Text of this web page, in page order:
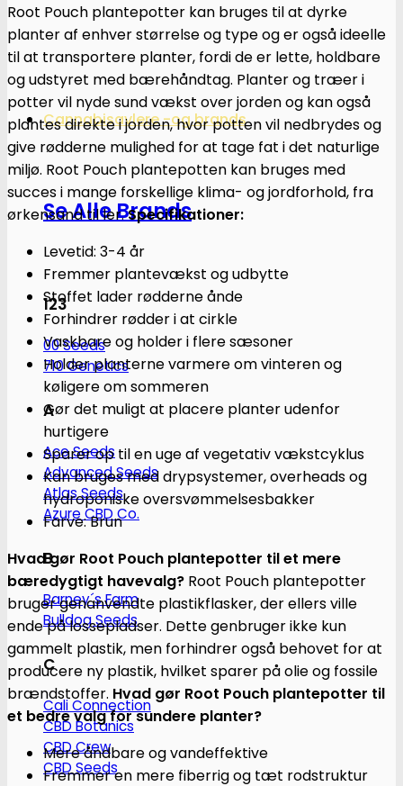
Cannabisavlere -og brands
Se Alle Brands
123
00 Seeds
710 Genetics
A
Ace Seeds
Advanced Seeds
Atlas Seeds
Azure CBD Co.
B
Barney´s Farm
Bulldog Seeds
C
Cali Connection
CBD Botanics
CBD Crew
CBD Seeds
Root Pouch plantepotter kan bruges til at dyrke
planter af enhver størrelse og type og er også ideelle
til at transportere planter, fordi de er lette, holdbare
og udstyret med bærehåndtag. Planter og træer i
potter vil nyde sund vækst over jorden og kan også
plantes direkte i jorden, hvor potten vil nedbrydes og
give rødderne mulighed for at tage fat i det naturlige
miljø. Root Pouch plantepotten kan bruges med
succes i mange forskellige klima- og jordforhold, fra
ørkensand til ler.Specifikationer:
Levetid: 3-4 år
Fremmer plantevækst og udbytte
Stoffet lader rødderne ånde
Forhindrer rødder i at cirkle
Vaskbare og holder i flere sæsoner
Holder planterne varmere om vinteren og
køligere om sommeren
Gør det muligt at placere planter udenfor
hurtigere
Sparer op til en uge af vegetativ vækstcyklus
Kan bruges med drypsystemer, overheads og
hydroponiske oversvømmelsesbakker
Farve: Brun
Hvad gør Root Pouch plantepotter til et mere
bæredygtigt havevalg? Root Pouch plantepotter
bruger genanvendte plastikflasker, der ellers ville
ende på lossepladser. Dette genbruger ikke kun
gammelt plastik, men forhindrer også behovet for at
producere ny plastik, hvilket sparer på olie og fossile
brændstoffer. Hvad gør Root Pouch plantepotter til
et bedre valg for sundere planter?
Mere åndbare og vandeffektive
Fremmer en mere fiberrig og tæt rodstruktur